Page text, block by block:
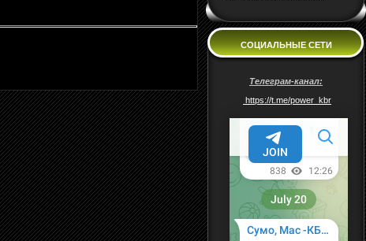
СОЦИАЛЬНЫЕ СЕТИ
Телеграм-канал:
https://t.me/power_kbr